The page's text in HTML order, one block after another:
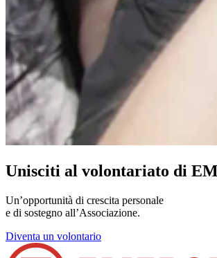
Unisciti al volontariato di
Un’opportunità di crescita personale
e di sostegno all’Associazione.
Diventa un volontario